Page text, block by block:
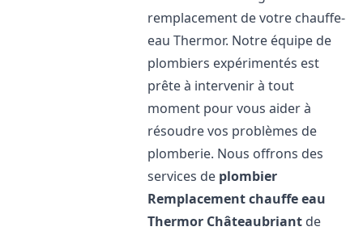
remplacement de votre chauffe-
eau Thermor. Notre équipe de
plombiers expérimentés est
prête à intervenir à tout
moment pour vous aider à
résoudre vos problèmes de
plomberie. Nous offrons des
services de plombier
Remplacement chauffe eau
Thermor Châteaubriant de